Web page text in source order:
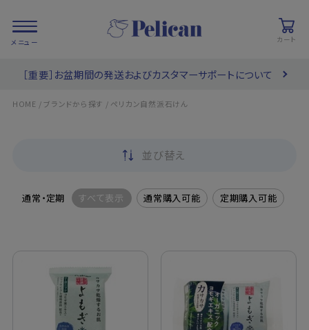
カート
PRODUCTS/ 商品を探す
［重要］お盆期間の発送およびカスタマーサポートについて
HOME / ブランドから探す / ペリカン自然派石けん
並び替え
通常・定期 すべて表示 通常購入可能 定期購入可能